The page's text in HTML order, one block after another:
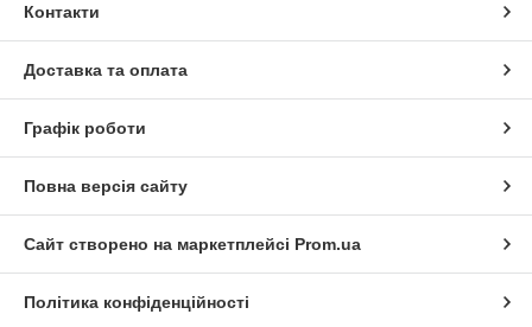
Контакти
Доставка та оплата
Графік роботи
Повна версія сайту
Сайт створено на маркетплейсі Prom.ua
Політика конфіденційності